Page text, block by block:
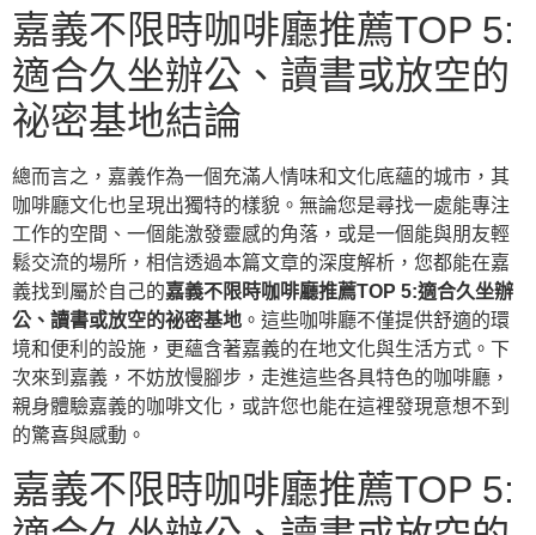
嘉義不限時咖啡廳推薦TOP 5:
適合久坐辦公、讀書或放空的
祕密基地結論
總而言之，嘉義作為一個充滿人情味和文化底蘊的城市，其
咖啡廳文化也呈現出獨特的樣貌。無論您是尋找一處能專注
工作的空間、一個能激發靈感的角落，或是一個能與朋友輕
鬆交流的場所，相信透過本篇文章的深度解析，您都能在嘉
義找到屬於自己的嘉義不限時咖啡廳推薦TOP 5:適合久坐辦
公、讀書或放空的祕密基地 。這些咖啡廳不僅提供舒適的環
境和便利的設施，更蘊含著嘉義的在地文化與生活方式。下
次來到嘉義，不妨放慢腳步，走進這些各具特色的咖啡廳，
親身體驗嘉義的咖啡文化，或許您也能在這裡發現意想不到
的驚喜與感動。
嘉義不限時咖啡廳推薦TOP 5: